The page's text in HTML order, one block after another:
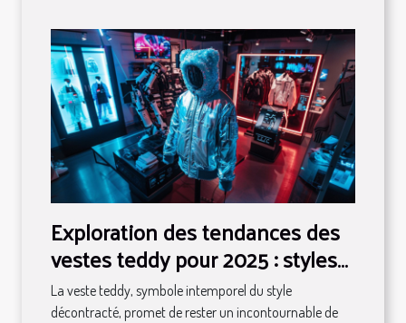
Exploration des tendances des
vestes teddy pour 2025 : styles
et conseils
La veste teddy, symbole intemporel du style
décontracté, promet de rester un incontournable de